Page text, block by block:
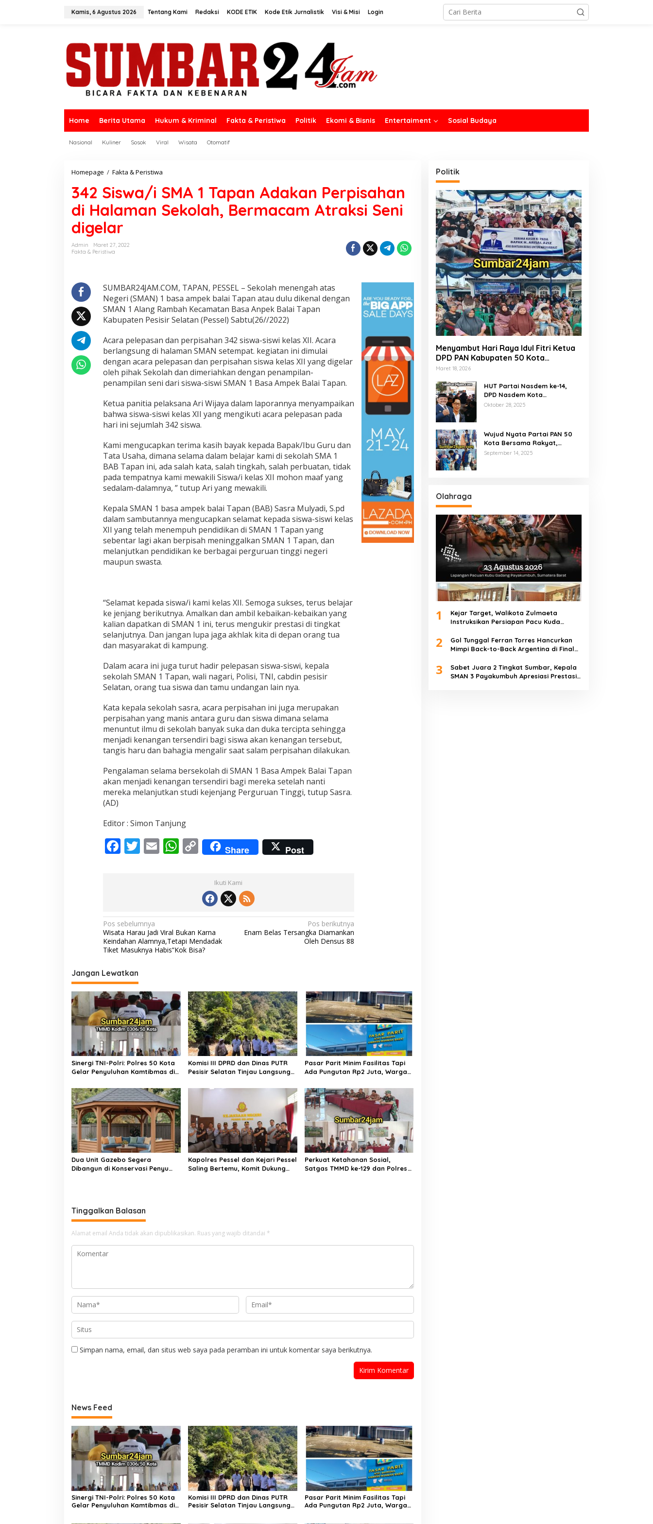
Kamis, 6 Agustus 2026 Tentang Kami Redaksi KODE ETIK Kode Etik Jurnalistik Visi & Misi Login
Home Berita Utama Hukum & Kriminal Fakta & Peristiwa Politik Ekomi & Bisnis Entertaiment Sosial Budaya
Nasional Kuliner Sosok Viral Wisata Otomatif
Homepage / Fakta & Peristiwa
2
S
i
s
1
p
a
A
a
k
a
n
e
r
p
a
a
n
d
i
H
l
a
m
a
n
S
a
,
B
e
r
c
m
t
a
k
s
i
n
i
d
l
a
342 Siswa/i SMA 1 Tapan Adakan Perpisahan
di Halaman Sekolah, Bermacam Atraksi Seni
digelar
Admin
Maret 27, 2022
Fakta & Peristiwa
SUMBAR24JAM.COM, TAPAN, PESSEL – Sekolah menengah atas
Negeri (SMAN) 1 basa ampek balai Tapan atau dulu dikenal dengan
SMAN 1 Alang Rambah Kecamatan Basa Anpek Balai Tapan
Kabupaten Pesisir Selatan (Pessel) Sabtu(26//2022)
Acara pelepasan dan perpisahan 342 siswa-siswi kelas XII. Acara
berlangsung di halaman SMAN setempat. kegiatan ini dimulai
dengan acara pelepasan dan perpisahan siswa kelas XII yang digelar
oleh pihak Sekolah dan dimeriahkan dengan penampilan-
penampilan seni dari siswa-siswi SMAN 1 Basa Ampek Balai Tapan.
Ketua panitia pelaksana Ari Wijaya dalam laporannya menyampaikan
bahwa siswa-siswi kelas XII yang mengikuti acara pelepasan pada
hari ini sejumlah 342 siswa.
Kami mengucapkan terima kasih bayak kepada Bapak/Ibu Guru dan
Tata Usaha, dimana selama dalam belajar kami di sekolah SMA 1
BAB Tapan ini, ada salah kata, salah tingkah, salah perbuatan, tidak
pada tempatnya kami mewakili Siswa/i kelas XII mohon maaf yang
sedalam-dalamnya, ” tutup Ari yang mewakili.
Kepala SMAN 1 basa ampek balai Tapan (BAB) Sasra Mulyadi, S.pd
dalam sambutannya mengucapkan selamat kepada siswa-siswi kelas
XII yang telah menempuh pendidikan di SMAN 1 Tapan yang
sebentar lagi akan berpisah meninggalkan SMAN 1 Tapan, dan
melanjutkan pendidikan ke berbagai perguruan tinggi negeri
maupun swasta.
“Selamat kepada siswa/i kami kelas XII. Semoga sukses, terus belajar
ke jenjang berikutnya. Amalkan dan ambil kebaikan-kebaikan yang
kalian dapatkan di SMAN 1 ini, terus mengukir prestasi di tingkat
selanjutnya. Dan jangan lupa jaga akhlak kita di depan orang tua
dan masyarakat di kampung.
Dalam acara ini juga turut hadir pelepasan siswa-siswi, kepala
sekolah SMAN 1 Tapan, wali nagari, Polisi, TNI, cabdin pesisir
Selatan, orang tua siswa dan tamu undangan lain nya.
Kata kepala sekolah sasra, acara perpisahan ini juga merupakan
perpisahan yang manis antara guru dan siswa dimana selama
menuntut ilmu di sekolah banyak suka dan duka tercipta sehingga
menjadi kenangan tersendiri bagi siswa akan kenangan tersebut,
tangis haru dan bahagia mengalir saat salam perpisahan dilakukan.
Pengalaman selama bersekolah di SMAN 1 Basa Ampek Balai Tapan
akan menjadi kenangan tersendiri bagi mereka setelah nanti
mereka melanjutkan studi kejenjang Perguruan Tinggi, tutup Sasra.
(AD)
Editor : Simon Tanjung
F
o
k
T E W
p
p
C
o
y
Li
n
k
Share Post
Ikuti Kami
N
a
v
i
g
a
s
i
p
o
s
Pos sebelumnya
Wisata Harau Jadi Viral Bukan Karna
Keindahan Alamnya,Tetapi Mendadak
Tiket Masuknya Habis”Kok Bisa?
Pos berikutnya
Enam Belas Tersangka Diamankan
Oleh Densus 88
Jangan Lewatkan
Sinergi TNI-Polri: Polres 50 Kota
Gelar Penyuluhan Kamtibmas di
Komisi III DPRD dan Dinas PUTR
Pesisir Selatan Tinjau Langsung
Pancung Tebal
​Pasar Parit Minim Fasilitas Tapi
Ada Pungutan Rp2 Juta, Warga
Turun Tangan
Dua Unit Gazebo Segera
Dibangun di Konservasi Penyu
Kapolres Pessel dan Kejari Pessel
Saling Bertemu, Komit Dukung
Perkuat Ketahanan Sosial,
Satgas TMMD ke-129 dan Polres
Tinggalkan Balasan
Alamat email Anda tidak akan dipublikasikan. Ruas yang wajib ditandai *
Simpan nama, email, dan situs web saya pada peramban ini untuk komentar saya berikutnya.
News Feed
Sinergi TNI-Polri: Polres 50 Kota
Gelar Penyuluhan Kamtibmas di
Komisi III DPRD dan Dinas PUTR
Pesisir Selatan Tinjau Langsung
​Pasar Parit Minim Fasilitas Tapi
Ada Pungutan Rp2 Juta, Warga
Politik
Menyambut Hari Raya Idul Fitri Ketua
DPD PAN Kabupaten 50 Kota
Marsanova Andesra, Salurkan Empat
Miskin
Maret 18, 2026
HUT Partai Nasdem ke-14,
DPD Nasdem Kota
Payakumbuh Gelar Donor
Oktober 28, 2025
Wujud Nyata Partai PAN 50
Kota Bersama Rakyat,
Marsanova Andesra SH,MH
September 14, 2025
Olahraga
1
Kejar Target, Walikota Zulmaeta
Instruksikan Persiapan Pacu Kuda
2
Gol Tunggal Ferran Torres Hancurkan
Mimpi Back-to-Back Argentina di Final
3
Sabet Juara 2 Tingkat Sumbar, Kepala
SMAN 3 Payakumbuh Apresiasi Prestasi